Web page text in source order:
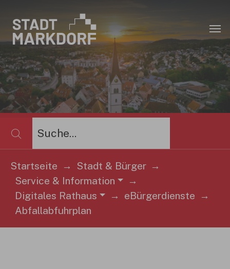
Sie sind hier:
Startseite
Stadt & Bürger
Service & Information
Digitales Rathaus
eBürgerdienste
Abfallabfuhrplan
×